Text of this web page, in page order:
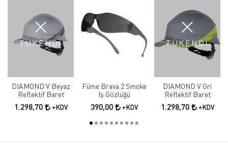
TÜKENDİ
DIAMOND V Beyaz
Reflektif Baret
1.298,70 +KDV
Füme Brava 2 Smoke
İş Gözlüğü
390,00 +KDV
TÜKENDİ
DIAMOND V Gri
Reflektif Baret
1.298,70 +KDV